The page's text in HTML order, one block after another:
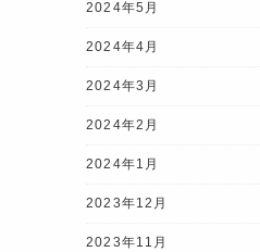
2024年5月
2024年4月
2024年3月
2024年2月
2024年1月
2023年12月
2023年11月